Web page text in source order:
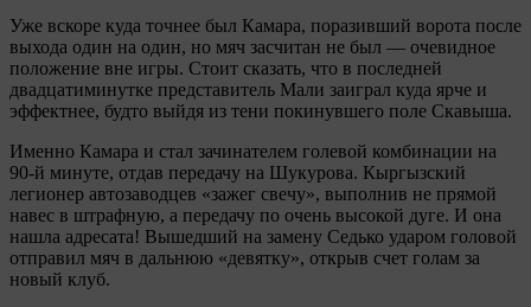
Уже вскоре куда точнее был Камара, поразивший ворота после
выхода один на один, но мяч засчитан не был — очевидное
положение вне игры. Стоит сказать, что в последней
двадцатиминутке представитель Мали заиграл куда ярче и
эффектнее, будто выйдя из тени покинувшего поле Скавыша.
Именно Камара и стал зачинателем голевой комбинации на
90-й минуте, отдав передачу на Шукурова. Кыргызский
легионер автозаводцев «зажег свечу», выполнив не прямой
навес в штрафную, а передачу по очень высокой дуге. И она
нашла адресата! Вышедший на замену Седько ударом головой
отправил мяч в дальнюю «девятку», открыв счет голам за
новый клуб.